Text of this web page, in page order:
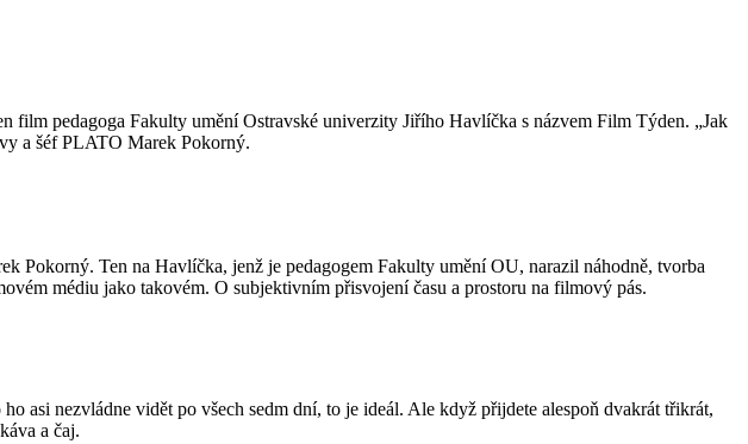
pedagoga Fakulty umění Ostravské univerzity Jiřího Havlíčka s názvem Film Týden. „Jak
a šéf PLATO Marek Pokorný.
Pokorný. Ten na Havlíčka, jenž je pedagogem Fakulty umění OU, narazil náhodně, tvorba
médiu jako takovém. O subjektivním přisvojení času a prostoru na filmový pás.
asi nezvládne vidět po všech sedm dní, to je ideál. Ale když přijdete alespoň dvakrát třikrát,
a čaj.